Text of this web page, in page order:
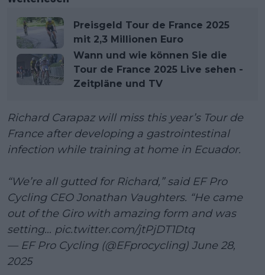
Preisgeld Tour de France 2025
mit 2,3 Millionen Euro
Wann und wie können Sie die
Tour de France 2025 Live sehen -
Zeitpläne und TV
Richard Carapaz will miss this year’s Tour de
France after developing a gastrointestinal
infection while training at home in Ecuador.
“We’re all gutted for Richard,” said EF Pro
Cycling CEO Jonathan Vaughters. “He came
out of the Giro with amazing form and was
setting… pic.twitter.com/jtPjDT1Dtq
— EF Pro Cycling (@EFprocycling) June 28,
2025